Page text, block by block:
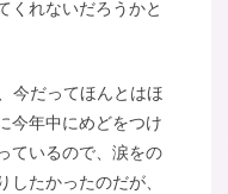
くれないだろうかと
今だってほんとはほ
今年中にめどをつけ
ているので、涙をの
したかったのだが、